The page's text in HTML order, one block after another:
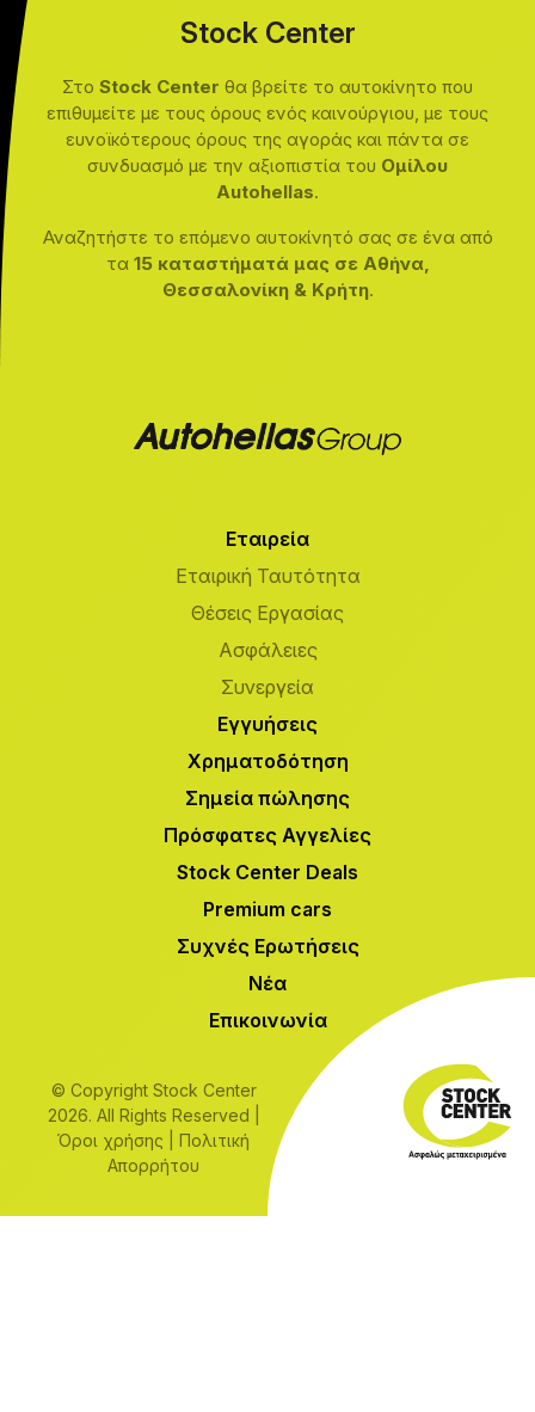
Stock Center
Στο Stock Center θα βρείτε το αυτοκίνητο που
επιθυμείτε με τους όρους ενός καινούργιου, με τους
ευνοϊκότερους όρους της αγοράς και πάντα σε
συνδυασμό με την αξιοπιστία του Ομίλου
Autohellas.
Αναζητήστε το επόμενο αυτοκίνητό σας σε ένα από
τα 15 καταστήματά μας σε Αθήνα,
Θεσσαλονίκη & Κρήτη.
Εταιρεία
Εταιρική Ταυτότητα
Θέσεις Εργασίας
Ασφάλειες
Συνεργεία
Εγγυήσεις
Χρηματοδότηση
Σημεία πώλησης
Πρόσφατες Αγγελίες
Stock Center Deals
Premium cars
Συχνές Ερωτήσεις
Νέα
Επικοινωνία
© Copyright Stock Center
2026. All Rights Reserved |
Όροι χρήσης
Πολιτική
Απορρήτου